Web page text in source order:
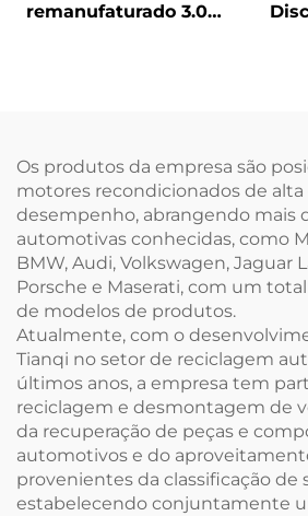
remanufaturado 3.0T
GL550 GLS
Os produtos da empresa são
motores recondicionados de
desempenho, abrangendo mais
automotivas conhecidas, como
BMW, Audi, Volkswagen, Jaguar
Porsche e Maserati, com um
de modelos de produtos.
Atualmente, com o
Tianqi no setor de reciclagem
últimos anos, a empresa tem
reciclagem e desmontagem de
da recuperação de peças e
automotivos e do
provenientes da classificação de
estabelecendo conjuntamente